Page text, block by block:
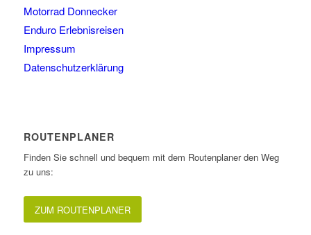
Motorrad Donnecker
Enduro Erlebnisreisen
Impressum
Datenschutzerklärung
ROUTENPLANER
Finden Sie schnell und bequem mit dem Routenplaner den Weg
zu uns:
ZUM ROUTENPLANER